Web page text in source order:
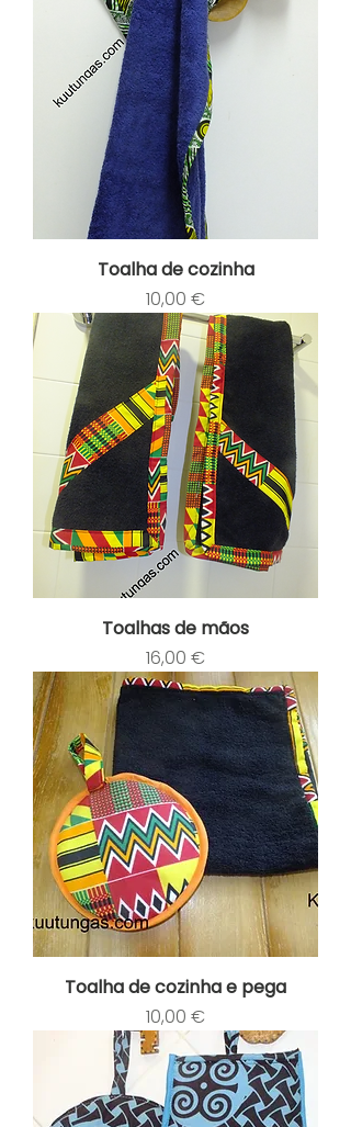
Toalha de cozinha
Preço
10,00 €
Toalhas de mãos
Preço
16,00 €
Toalha de cozinha e pega
Preço
10,00 €